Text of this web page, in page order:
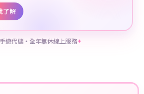
了解
遊代儲・全年無休線上服務✦